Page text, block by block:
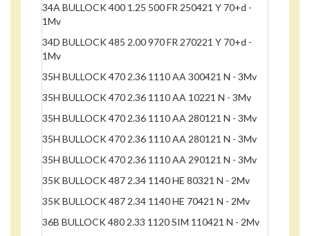
34A BULLOCK 400 1.25 500 FR 250421 Y 70+d -
1Mv
34D BULLOCK 485 2.00 970 FR 270221 Y 70+d -
1Mv
35H BULLOCK 470 2.36 1110 AA 300421 N - 3Mv
35H BULLOCK 470 2.36 1110 AA 10221 N - 3Mv
35H BULLOCK 470 2.36 1110 AA 280121 N - 3Mv
35H BULLOCK 470 2.36 1110 AA 280121 N - 3Mv
35H BULLOCK 470 2.36 1110 AA 290121 N - 3Mv
35K BULLOCK 487 2.34 1140 HE 80321 N - 2Mv
35K BULLOCK 487 2.34 1140 HE 70421 N - 2Mv
36B BULLOCK 480 2.33 1120 SIM 110421 N - 2Mv